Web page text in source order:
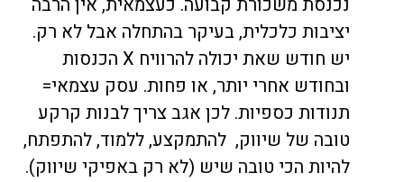
נכנסת משכורת קבועה. כעצמאית, אין הרבה
יציבות כלכלית, בעיקר בהתחלה אבל לא רק.
יש חודש שאת יכולה להרוויח X הכנסות
ובחודש אחרי יותר, או פחות. עסק עצמאי=
תנודות כספיות. לכן אגב צריך לבנות קרקע
טובה של שיווק, להתמקצע, ללמוד, להתפתח,
להיות הכי טובה שיש (לא רק באפיקי שיווק).